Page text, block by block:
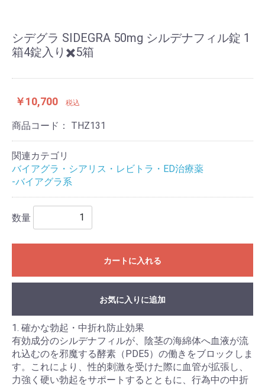
シデグラ SIDEGRA 50mg シルデナフィル錠 1
箱4錠入り✖️5箱
￥10,700 税込
商品コード： THZ131
関連カテゴリ
バイアグラ・シアリス・レビトラ・ED治療薬
-バイアグラ系
数量
カートに入れる
お気に入りに追加
1. 確かな勃起・中折れ防止効果
有効成分のシルデナフィルが、陰茎の海綿体へ血液が流
れ込むのを邪魔する酵素（PDE5）の働きをブロックしま
す。これにより、性的刺激を受けた際に血管が拡張し、
力強く硬い勃起をサポートするとともに、行為中の中折